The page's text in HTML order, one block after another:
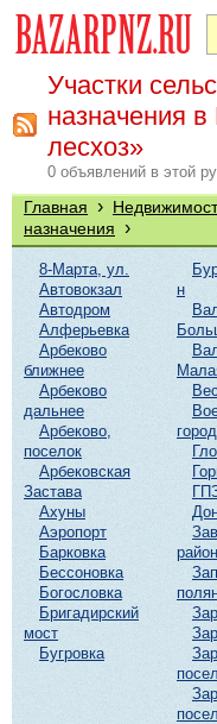
Участки
назначения
лесхоз»
0 объявлений в этой
Главная ›
назначения ›
8-Марта, ул.
Автовокзал
Автодром
Алферьевка
Арбеково
ближнее
Арбеково
дальнее
Арбеково,
поселок
Арбековская
Застава
Ахуны
Аэропорт
Барковка
Бессоновка
Богословка
Бригадирский
мост
Бугровка
н
район